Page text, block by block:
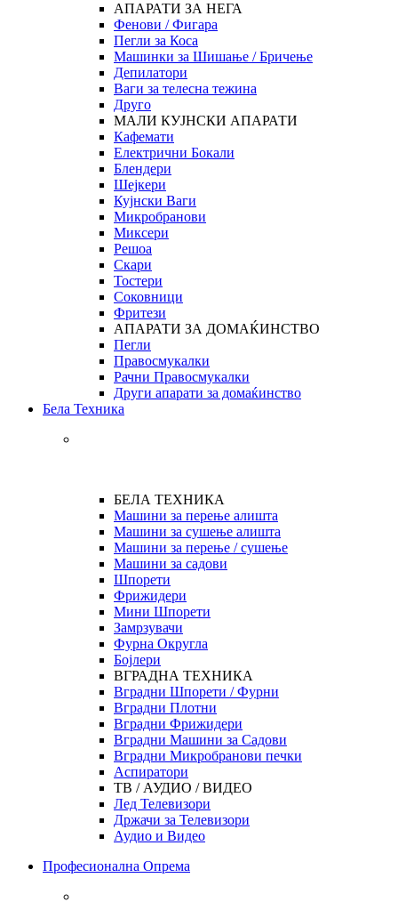
АПАРАТИ ЗА НЕГА
Фенови / Фигара
Пегли за Коса
Машинки за Шишање / Бричење
Депилатори
Ваги за телесна тежина
Друго
МАЛИ КУЈНСКИ АПАРАТИ
Кафемати
Електрични Бокали
Блендери
Шејкери
Кујнски Ваги
Микробранови
Миксери
Решоа
Скари
Тостери
Соковници
Фритези
АПАРАТИ ЗА ДОМАЌИНСТВО
Пегли
Правосмукалки
Рачни Правосмукалки
Други апарати за домаќинство
Бела Техника
БЕЛА ТЕХНИКА
Машини за перење алишта
Машини за сушење алишта
Машини за перење / сушење
Машини за садови
Шпорети
Фрижидери
Мини Шпорети
Замрзувачи
Фурна Округла
Бојлери
ВГРАДНА ТЕХНИКА
Вградни Шпорети / Фурни
Вградни Плотни
Вградни Фрижидери
Вградни Машини за Садови
Вградни Микробранови печки
Аспиратори
ТВ / АУДИО / ВИДЕО
Лед Телевизори
Држачи за Телевизори
Аудио и Видео
Професионална Опрема